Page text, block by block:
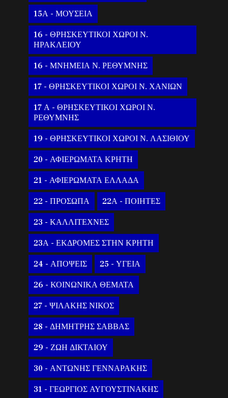
15Α - ΜΟΥΣΕΙΑ
16 - ΘΡΗΣΚΕΥΤΙΚΟΙ ΧΩΡΟΙ Ν.
ΗΡΑΚΛΕΙΟΥ
16 - ΜΝΗΜΕΙΑ Ν. ΡΕΘΥΜΝΗΣ
17 - ΘΡΗΣΚΕΥΤΙΚΟΙ ΧΩΡΟΙ Ν. ΧΑΝΙΩΝ
17 Α - ΘΡΗΣΚΕΥΤΙΚΟΙ ΧΩΡΟΙ Ν.
ΡΕΘΥΜΝΗΣ
19 - ΘΡΗΣΚΕΥΤΙΚΟΙ ΧΩΡΟΙ Ν. ΛΑΣΙΘΙΟΥ
20 - ΑΦΙΕΡΩΜΑΤΑ ΚΡΗΤΗ
21 - ΑΦΙΕΡΩΜΑΤΑ ΕΛΛΑΔΑ
22 - ΠΡΟΣΩΠΑ 22Α - ΠΟΙΗΤΕΣ
23 - ΚΑΛΛΙΤΕΧΝΕΣ
23Α - ΕΚΔΡΟΜΕΣ ΣΤΗΝ ΚΡΗΤΗ
24 - ΑΠΟΨΕΙΣ 25 - ΥΓΕΙΑ
26 - ΚΟΙΝΩΝΙΚΑ ΘΕΜΑΤΑ
27 - ΨΙΛΑΚΗΣ ΝΙΚΟΣ
28 - ΔΗΜΗΤΡΗΣ ΣΑΒΒΑΣ
29 - ΖΩΗ ΔΙΚΤΑΙΟΥ
30 - ΑΝΤΩΝΗΣ ΓΕΝΝΑΡΑΚΗΣ
31 - ΓΕΩΡΓΙΟΣ ΑΥΓΟΥΣΤΙΝΑΚΗΣ